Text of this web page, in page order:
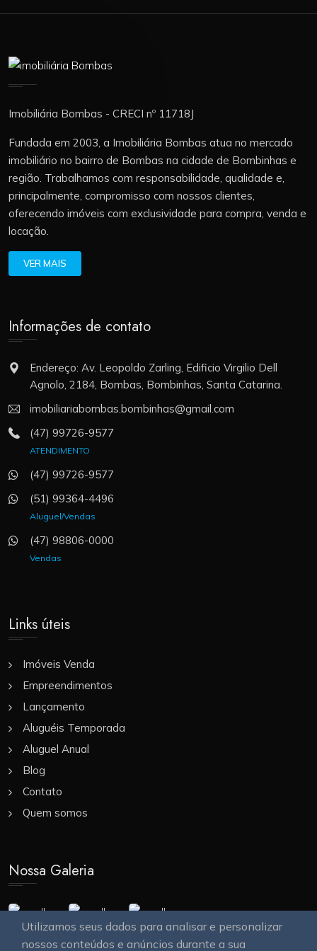
Utilizamos seus dados para analisar e personalizar
nossos conteúdos e anúncios durante a sua
Imobiliária Bombas - CRECI nº 11718J
Fundada em 2003, a Imobiliária Bombas atua no mercado
imobiliário no bairro de Bombas na cidade de Bombinhas e
região. Trabalhamos com responsabilidade, qualidade e,
principalmente, compromisso com nossos clientes,
oferecendo imóveis com exclusividade para compra, venda e
locação.
VER MAIS
Informações de contato
Endereço: Av. Leopoldo Zarling, Edificio Virgilio Dell
Agnolo, 2184, Bombas, Bombinhas, Santa Catarina.
imobiliariabombas.bombinhas@gmail.com
(47) 99726-9577
ATENDIMENTO
(47) 99726-9577
(51) 99364-4496
Aluguel/Vendas
(47) 98806-0000
Vendas
Links úteis
Imóveis Venda
Empreendimentos
Lançamento
Aluguéis Temporada
Aluguel Anual
Blog
Contato
Quem somos
Nossa Galeria